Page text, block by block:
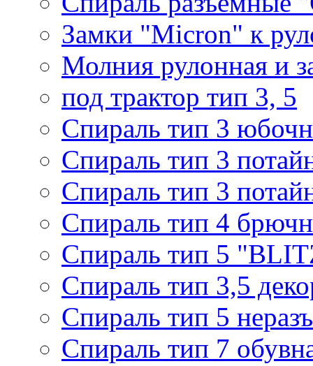
Замки "Micron" к
Молния рулонная и
под трактор тип 3, 5
Спираль тип 3
Спираль тип 3
Спираль тип 3
Спираль тип 4
Спираль тип 5
Спираль тип 3,5
Спираль тип 5
Спираль тип 7